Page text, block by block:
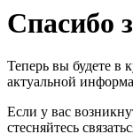
Спасибо
Теперь вы будете в
актуальной
Если у вас
стесняйтесь